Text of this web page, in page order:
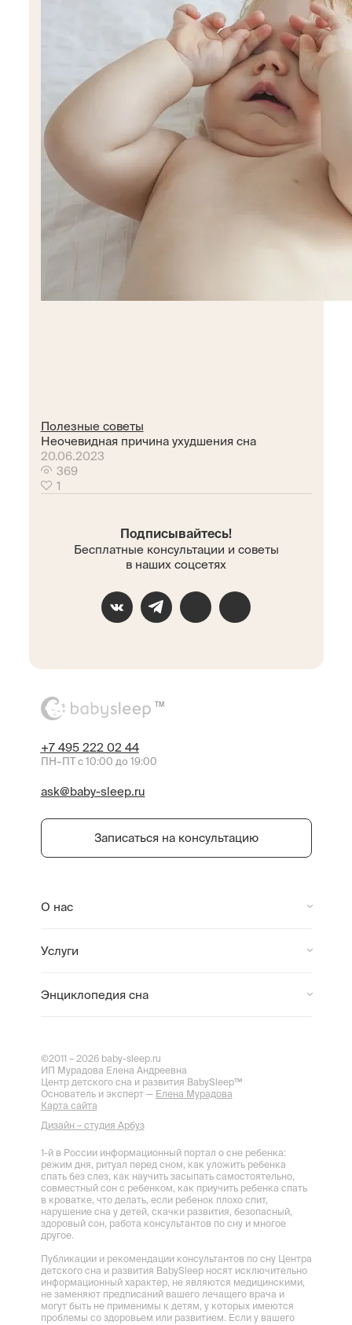
Полезные советы
Неочевидная причина ухудшения сна
20.06.2023
369
1
Подписывайтесь!
Бесплатные консультации и советы
в наших соцсетях
TM
+7 495 222 02 44
ПН–ПТ с 10:00 до 19:00
ask@baby-sleep.ru
Записаться на консультацию
О нас
Услуги
Энциклопедия сна
©2011 – 2026 baby-sleep.ru
ИП Мурадова Елена Андреевна
Центр детского сна и развития BabySleep™
Основатель и эксперт — Елена Мурадова
Карта сайта
Дизайн – студия Арбуз
1-й в России информационный портал о сне ребенка:
режим дня, ритуал перед сном, как уложить ребенка
спать без слез, как научить засыпать самостоятельно,
совместный сон с ребенком, как приучить ребенка спать
в кроватке, что делать, если ребенок плохо спит,
нарушение сна у детей, скачки развития, безопасный,
здоровый сон, работа консультантов по сну и многое
другое.
Публикации и рекомендации консультантов по сну Центра
детского сна и развития BabySleep носят исключительно
информационный характер, не являются медицинскими,
не заменяют предписаний вашего лечащего врача и
могут быть не применимы к детям, у которых имеются
проблемы со здоровьем или развитием. Если у вашего